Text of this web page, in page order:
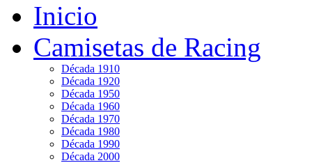
Inicio
Camisetas de Racing
Década 1910
Década 1920
Década 1950
Década 1960
Década 1970
Década 1980
Década 1990
Década 2000